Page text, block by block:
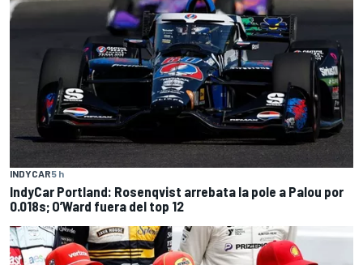
INDYCAR5 h
IndyCar Portland: Rosenqvist arrebata la pole a Palou por
0.018s; O’Ward fuera del top 12